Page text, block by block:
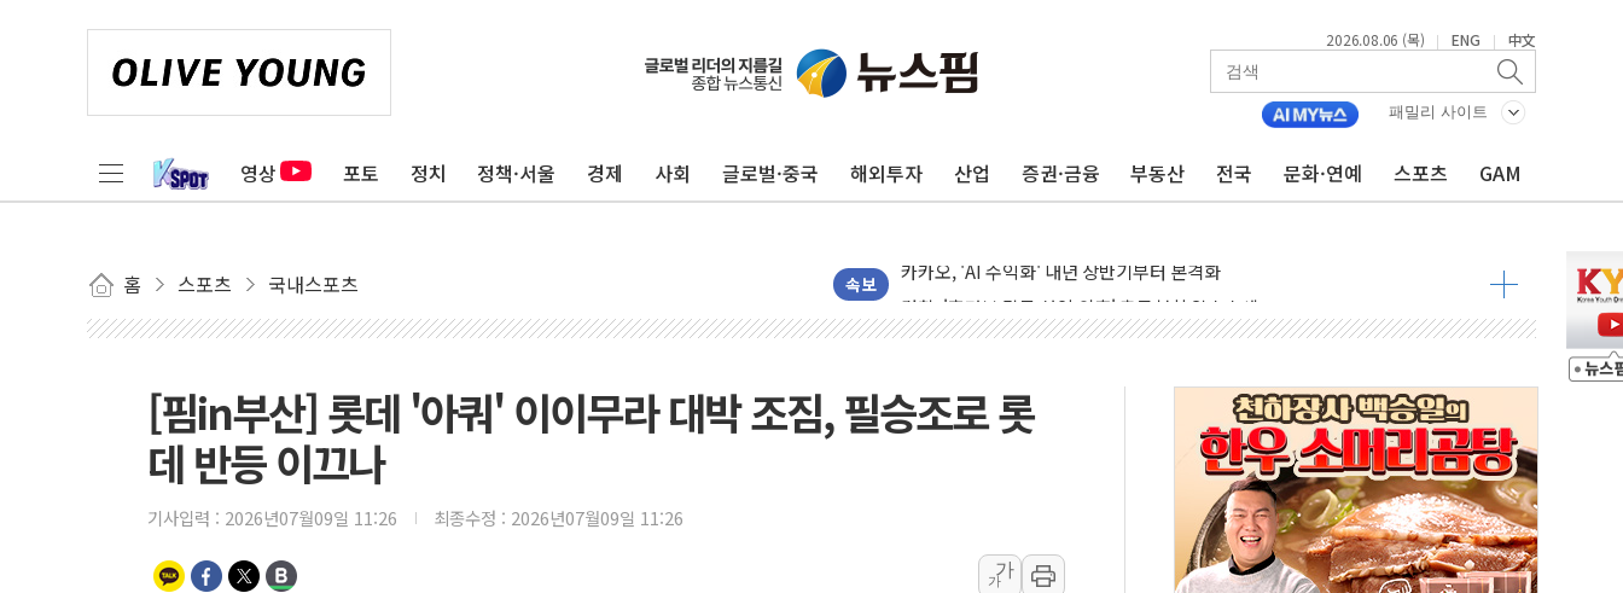
2026.08.06 (목) | ENG | 中文
패밀리 사이트
영상 포토 정치 정책·서울 경제 사회 글로벌·중국 해외투자 산업 증권·금융 부동산 전국 문화·연예 스포츠 GAM
홈 스포츠 국내스포츠 속보
카카오뱅크 '모임통장'의 락인 효과, '모임주' 이자 기여도 일반 2배
더본코리아 홍콩반점, '부산 돼지국밥짬뽕' 2주간 전국 한시 판매
ADT캡스, 매장 운영·보안 통합관리 앱 출시
환율 100원 빠지면 현대차 영업익 2.2조 증발...하반기 '환율 역풍' 우려
국내 최대 400MW 규모 해남 태양광발전 '첫삽'…남동발전, 재생에너지 '앞장'
경찰, '홍명보 감독 선임 의혹' 축구협회 압수수색
삼성전자, FMS 2026서 차세대 AI 메모리 기술력 과시
일 안 하고 '초과근무 수당' 챙긴 경찰관 2명 송치
토마토시스템 조길주·이강찬 대표, 자사주 매수
[특징주] 고려아연, 상반기 최대 실적에 13%대 급등
한·체코 항공편 주10회로 확대…신규 항공사 진입길 열려
SBI저축은행, 최고 연 7.7% '생활파킹통장' 출시
美중간선거 '색깔론' 덧씌우는 트럼프...당내선 "안 먹힌다" 균열
[핌in부산] 롯데 '아쿼' 이이무라 대박 조짐, 필승조로 롯
데 반등 이끄나
기사입력 : 2026년07월09일 11:26 최종수정 : 2026년07월09일 11:26
가
가